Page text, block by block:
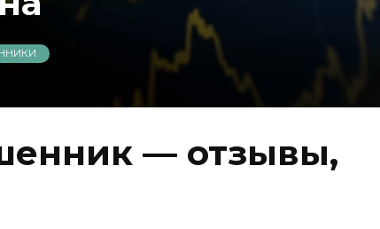
— отзывы,